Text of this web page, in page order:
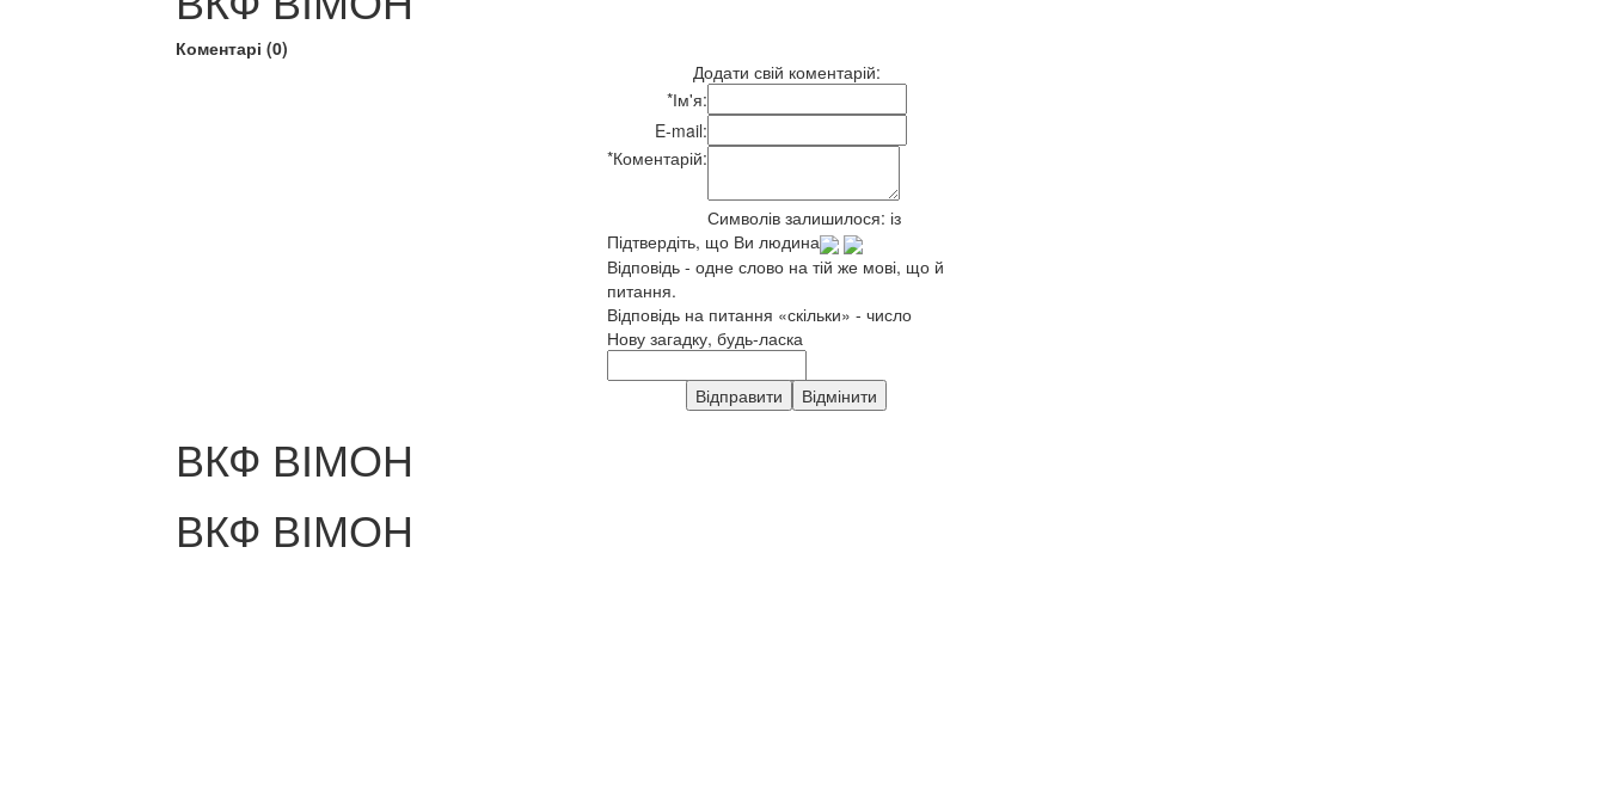
Коментарі (0)
Додати свій коментарій:
*Ім'я:
E-mail:
*Коментарій:
Символів залишилося: із
Підтвердіть, що Ви людина
Відповідь - одне слово на тій же мові, що й
питання.
Відповідь на питання «скільки» - число
Нову загадку, будь-ласка
ВКФ ВІМОН
ВКФ ВІМОН